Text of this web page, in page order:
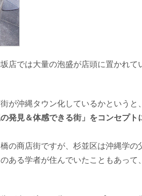
店では大量の泡盛が店頭に置かれ
が沖縄タウン化しているかというと、
発見＆体感できる街」をコンセプト
の商店街ですが、杉並区は沖縄学
ある学者が住んでいたこともあって、